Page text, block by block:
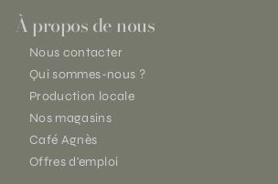
À propos de nous
Nous contacter
Qui sommes-nous ?
Production locale
Nos magasins
Café Agnès
Offres d'emploi